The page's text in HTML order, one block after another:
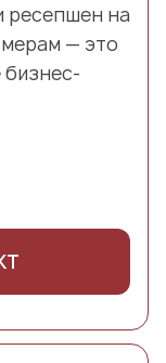
ресепшен на
— это
бизнес-